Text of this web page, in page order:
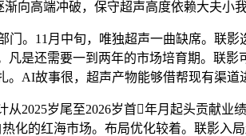
向高端冲破，保守超声高度依赖大夫小我
11月中旬，唯独超声一曲缺席。联影
是还需要一到两年的市场培育期。联
AI故事很，超声产物能够借帮现有渠道
岁尾至2026岁首年月起头贡献业
化的红海市场。布局优化较着。联影入